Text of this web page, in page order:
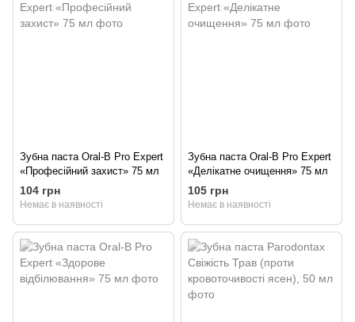
Зубна паста Oral-B Pro Expert
«Професійний захист» 75 мл
104 грн
Немає в наявності
Зубна паста Oral-B Pro Expert
«Делікатне очищення» 75 мл
105 грн
Немає в наявності